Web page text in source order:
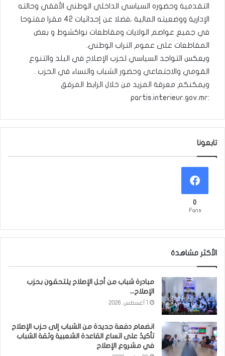
التقدمية وحضوره السياسي الداخلي الوطني الأفقي وحالته
الإدارية ووضعيته المالية ،فضلا عن إحداثيات 42 مقرا مفتوحا
في جميع عواصم الولايات ومقاطعات نواكشوط و بعض
المقاطعات على عموم التراب الوطني.
ويعكس التواجد السياسي لحزب الإصلاح في البلد والتنوع
القومي والاجتماعي وحضور الشباب والنساء في الحزب .
ويمكنكم معرفة المزيد من خلال الرابط المرفق
:partis.interieur.gov.mr
تابعونا
0
Fans
الأكثر مشاهدة
مبادرة شباب من أجل الإصلاح يلتحقون بحزب
الإصلاح،،
انضمام دفعة جديدة من الشباب إلى حزب الإصلاح
تأكيدٌ على اتساع القاعدة الشعبية وثقة الشباب
في مشروع الإصلاح